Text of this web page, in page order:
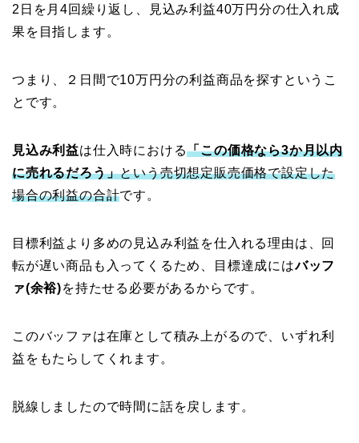
2日を月4回繰り返し、見込み利益40万円分の仕入れ成
果を目指します。
つまり、２日間で10万円分の利益商品を探すというこ
とです。
見込み利益は仕入時における「この価格なら3か月以内
に売れるだろう」という売切想定販売価格で設定した
場合の利益の合計です。
目標利益より多めの見込み利益を仕入れる理由は、回
転が遅い商品も入ってくるため、目標達成にはバッフ
ァ(余裕)を持たせる必要があるからです。
このバッファは在庫として積み上がるので、いずれ利
益をもたらしてくれます。
脱線しましたので時間に話を戻します。